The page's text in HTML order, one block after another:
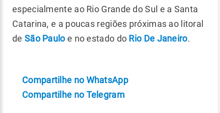
especialmente ao Rio Grande do Sul e a Santa
Catarina, e a poucas regiões próximas ao litoral
de São Pauloe no estado do Rio De Janeiro.
Compartilhe no WhatsApp
Compartilhe no Telegram